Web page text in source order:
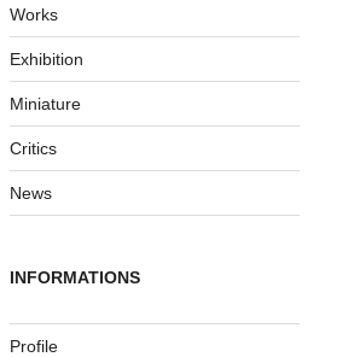
Works
Exhibition
Miniature
Critics
News
INFORMATIONS
Profile